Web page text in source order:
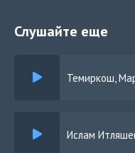
Слушайте еще
Темиркош,
Ислам